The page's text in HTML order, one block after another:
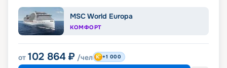
MSC World Europa
КОМФОРТ
от 102 864 ₽ /чел +1 000